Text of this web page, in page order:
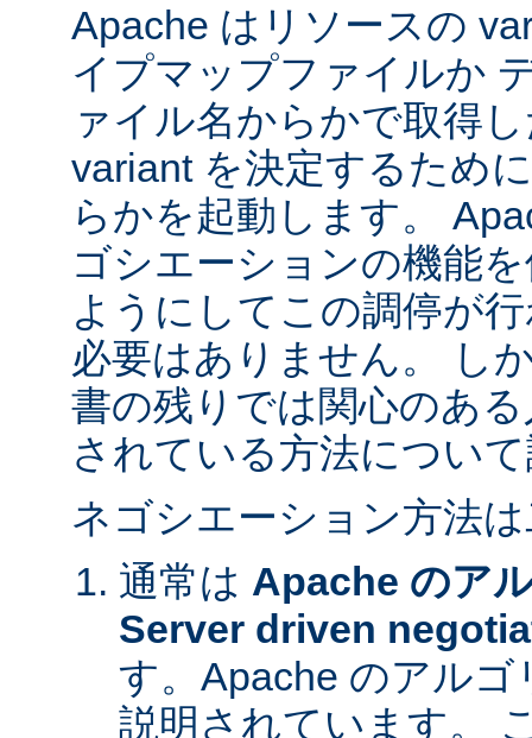
Apache はリソースの
イプマップファイルか
ァイル名からかで取得
variant を決定するため
らかを起動します。
ゴシエーションの機能
ようにしてこの調停が
必要はありません。 し
書の残りでは関心のあ
されている方法につい
ネゴシエーション方法
通常は Apache のア
Server driven
す。Apache のアル
説明されています。